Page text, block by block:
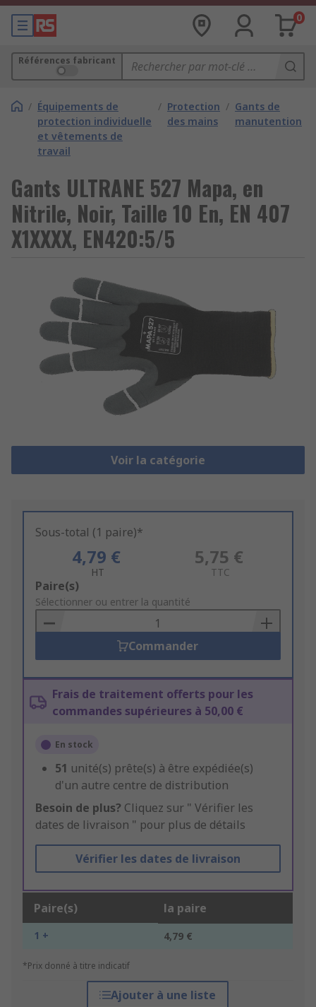
0
Références fabricant
/ Équipements de
protection individuelle
et vêtements de
travail
/ Protection
des mains
/ Gants de
manutention
Gants ULTRANE 527 Mapa, en
Nitrile, Noir, Taille 10 En, EN 407
X1XXXX, EN420:5/5
Voir la catégorie
Sous-total (1 paire)*
4,79 €
HT
5,75 €
TTC
Add
to
Basket
Paire(s)
Sélectionner ou entrer la quantité
Commander
Frais de traitement offerts pour les
commandes supérieures à 50,00 €
En stock
51 unité(s) prête(s) à être expédiée(s)
d'un autre centre de distribution
Besoin de plus? Cliquez sur " Vérifier les
dates de livraison " pour plus de détails
Vérifier les dates de livraison
Paire(s) la paire
1 + 4,79 €
*Prix donné à titre indicatif
Ajouter à une liste